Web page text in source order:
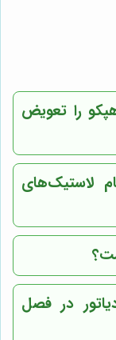
را تعویض
لاستیک‌های
در فصل